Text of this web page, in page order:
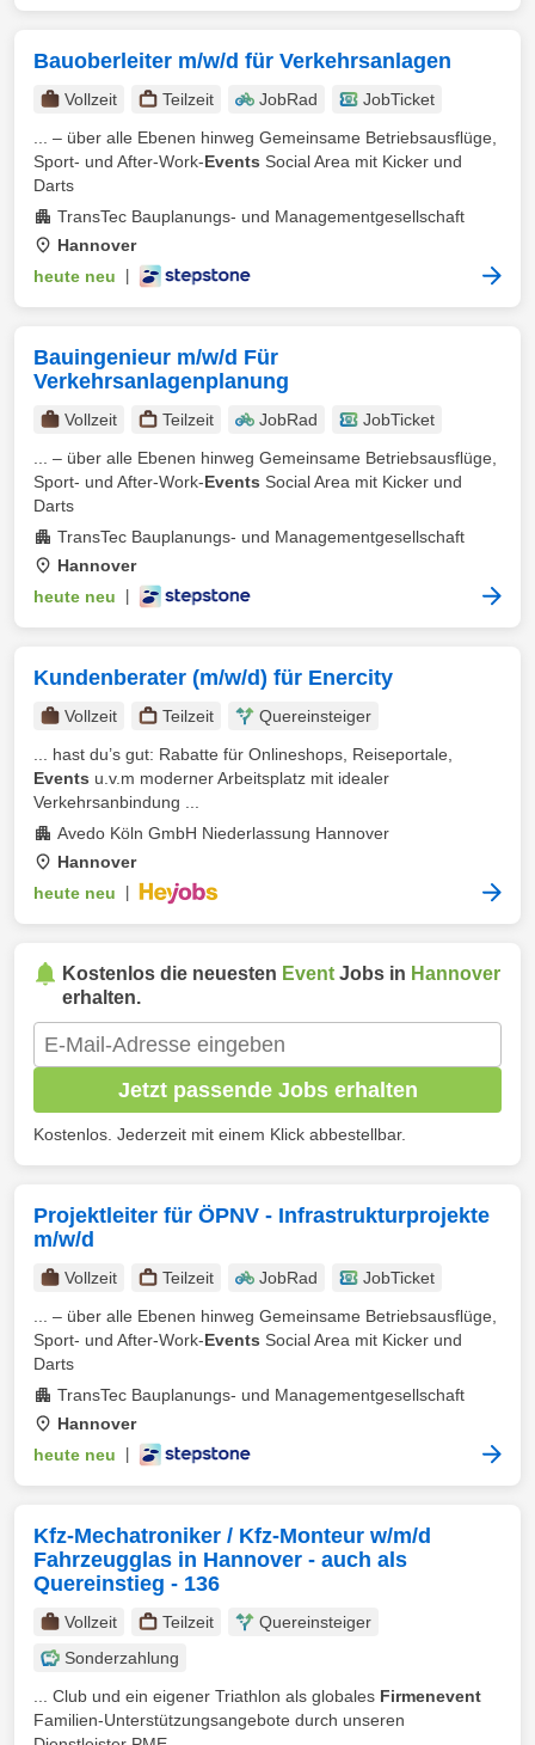
Bauoberleiter m/w/d für Verkehrsanlagen
Vollzeit Teilzeit JobRad
JobTicket
... – über alle Ebenen hinweg Gemeinsame Betriebsausflüge,
Sport- und After-Work-Events Social Area mit Kicker und
Darts
TransTec Bauplanungs- und Managementgesellschaft
Hannover
heute neu
Bauingenieur m/w/d Für
Verkehrsanlagenplanung
Vollzeit Teilzeit JobRad
JobTicket
... – über alle Ebenen hinweg Gemeinsame Betriebsausflüge,
Sport- und After-Work-Events Social Area mit Kicker und
Darts
TransTec Bauplanungs- und Managementgesellschaft
Hannover
heute neu
Kundenberater (m/w/d) für Enercity
Vollzeit Teilzeit
Quereinsteiger
... hast du’s gut: Rabatte für Onlineshops, Reiseportale,
Events u.v.m moderner Arbeitsplatz mit idealer
Verkehrsanbindung ...
Avedo Köln GmbH Niederlassung Hannover
Hannover
heute neu
Kostenlos die neuesten Event Jobs in Hannover
erhalten.
Jetzt passende Jobs erhalten
Kostenlos. Jederzeit mit einem Klick abbestellbar.
Projektleiter für ÖPNV - Infrastrukturprojekte
m/w/d
Vollzeit Teilzeit JobRad
JobTicket
... – über alle Ebenen hinweg Gemeinsame Betriebsausflüge,
Sport- und After-Work-Events Social Area mit Kicker und
Darts
TransTec Bauplanungs- und Managementgesellschaft
Hannover
heute neu
Kfz-Mechatroniker / Kfz-Monteur w/m/d
Fahrzeugglas in Hannover - auch als
Quereinstieg - 136
Vollzeit Teilzeit
Quereinsteiger
Sonderzahlung
... Club und ein eigener Triathlon als globales Firmenevent
Familien-Unterstützungsangebote durch unseren